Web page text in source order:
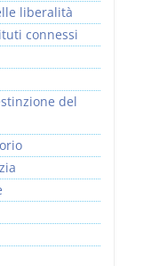
liberalità
connessi
del